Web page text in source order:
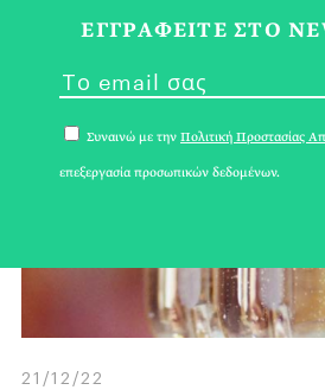
21/12/22
ΕΓΓPΑΦΕΙΤΕ ΣΤΟ
Συναινώ με την Πολιτική Προστασίας
επεξεργασία προσωπικών δεδομένων.